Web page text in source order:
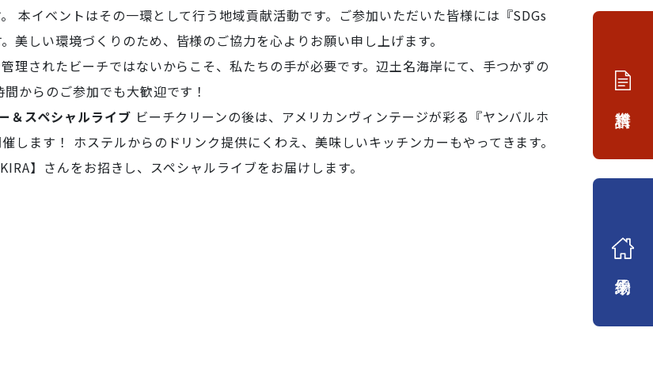
本イベントはその一環として行う地域貢献活動です。ご参加いただいた皆様には『SDGs
美しい環境づくりのため、皆様のご協力を心よりお願い申し上げます。
管理されたビーチではないからこそ、私たちの手が必要です。 辺土名海岸にて、手つかずの
からのご参加でも大歓迎です！
＆スペシャルライブ ビーチクリーンの後は、アメリカンヴィンテージが彩る『ヤンバルホ
します！ ホステルからのドリンク提供にくわえ、美味しいキッチンカーもやってきます。
】さんをお招きし、スペシャルライブをお届けします。